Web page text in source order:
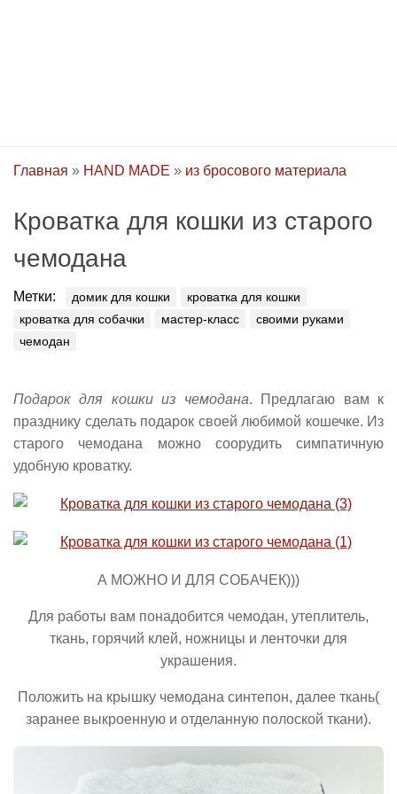
Главная » HAND MADE » из бросового материала
Кроватка для кошки из старого
чемодана
Метки: домик для кошки
кроватка для кошки
кроватка для собачки
мастер-класс
своими руками
чемодан
Подарок для кошки из чемодана. Предлагаю вам к
празднику сделать подарок своей любимой кошечке. Из
старого чемодана можно соорудить симпатичную
удобную кроватку.
А МОЖНО И ДЛЯ СОБАЧЕК)))
Для работы вам понадобится чемодан, утеплитель,
ткань, горячий клей, ножницы и ленточки для
украшения.
Положить на крышку чемодана синтепон, далее ткань(
заранее выкроенную и отделанную полоской ткани).